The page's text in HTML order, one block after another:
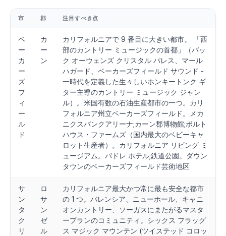
市 郡 注目すべき点
ベ
ー
カ
ー
ズ
フ
ィ
ー
ル
ド
カ
ー
ン
カリフォルニアで 9 番目に大きい都市。 「西
部のカントリー ミュージックの首都」（バッ
ク オーウェンズ クリスタル パレス、マール
ハガード、ベーカーズフィールド サウンド -
一時代を定義した生々しいホンキートンク ギ
ター主導のカントリー ミュージック ジャン
ル）。米国有数の石油生産都市の一つ。カリ
フォルニア州立ベーカーズフィールド。メカ
ニクスバンクアリーナ;カーン郡博物館;ボルト
ハウス・ファームズ（国内最大のベビーキャ
ロット生産者）。カリフォルニア リビング ミ
ュージアム。パドレ ホテル;鉄道公園。ダウン
タウンのベーカーズフィールド芸術地区
サ
ン
タ
ク
リ
ロ
サ
ン
ゼ
ル
カリフォルニア最大かつ常に最も安全な都市
の 1 つ。バレンシア、ニューホール、キャニ
オンカントリー、ソーガスにまたがるマスタ
ープランのコミュニティ。シックス フラッグ
ス マジック マウンテン (ツイステッド コロッ